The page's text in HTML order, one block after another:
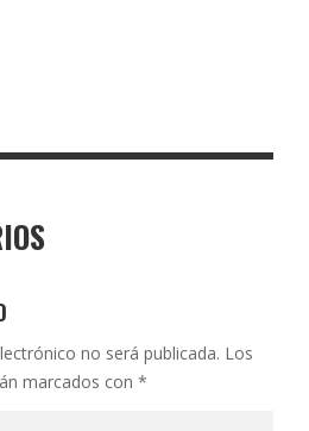
no será publicada. Los
marcados con *